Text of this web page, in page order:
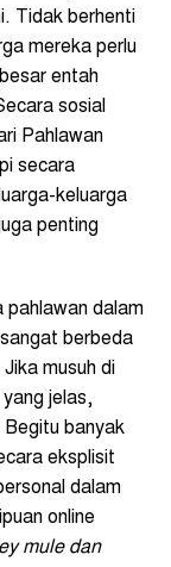
Tidak berhenti
mereka perlu
entah
sosial
Pahlawan
secara
keluarga
penting
pahlawan dalam
berbeda
musuh di
yang jelas,
Begitu banyak
eksplisit
dalam
online
mule dan